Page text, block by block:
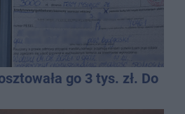
go 3 tys. zł. Do